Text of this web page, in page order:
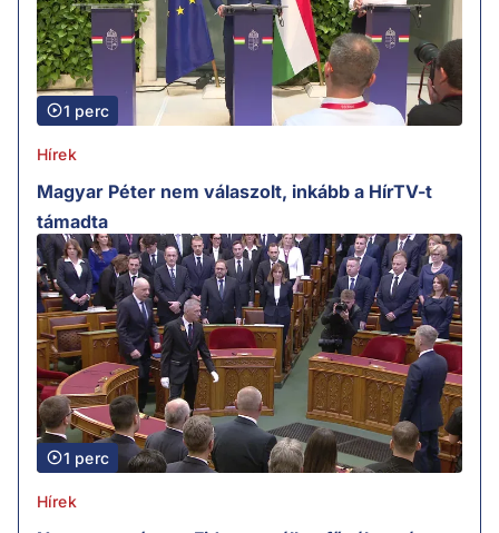
1 perc
Hírek
Magyar Péter nem válaszolt, inkább a HírTV-t
támadta
1 perc
Hírek